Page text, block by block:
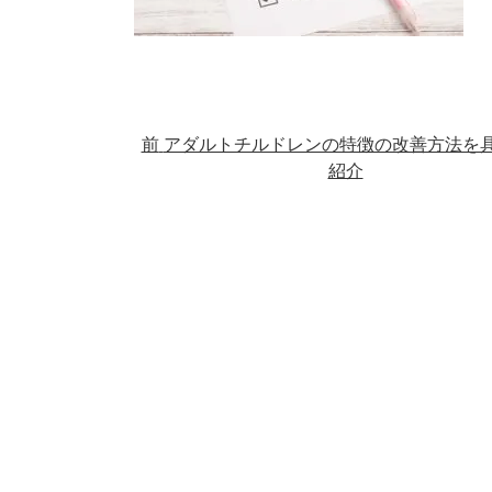
前 アダルトチルドレンの特徴の改善方法を
紹介